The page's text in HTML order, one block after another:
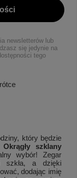
newsletterów lub
się jedynie na
tego
który będzie
Okrągły szklany
wybór! Zegar
szkła, a dzięki
dodając imię